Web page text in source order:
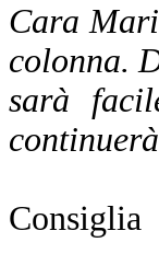
Cara
colonna.
sarà
Consiglia